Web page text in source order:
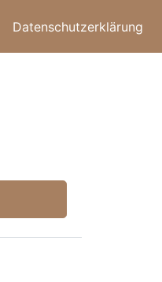
Datenschutzerklärung